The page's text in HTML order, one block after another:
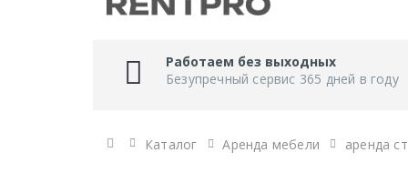
Работаем без выходных
Безупречный сервис 365 дней в году
Главная
Каталог Аренда мебели аренда